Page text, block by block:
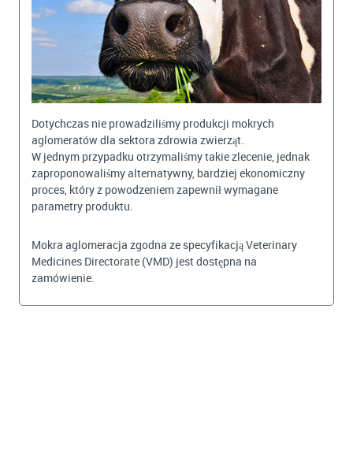
Dotychczas nie prowadziliśmy produkcji mokrych
aglomeratów dla sektora zdrowia zwierząt.
W jednym przypadku otrzymaliśmy takie zlecenie, jednak
zaproponowaliśmy alternatywny, bardziej ekonomiczny
proces, który z powodzeniem zapewnił wymagane
parametry produktu.
Mokra aglomeracja zgodna ze specyfikacją Veterinary
Medicines Directorate (VMD) jest dostępna na
zamówienie.